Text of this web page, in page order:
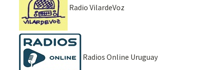
Radio VilardeVoz
Radios Online Uruguay